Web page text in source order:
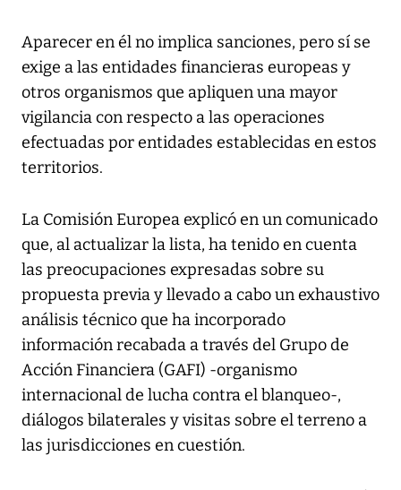
Aparecer en él no implica sanciones, pero sí se
exige a las entidades financieras europeas y
otros organismos que apliquen una mayor
vigilancia con respecto a las operaciones
efectuadas por entidades establecidas en estos
territorios.
La Comisión Europea explicó en un comunicado
que, al actualizar la lista, ha tenido en cuenta
las preocupaciones expresadas sobre su
propuesta previa y llevado a cabo un exhaustivo
análisis técnico que ha incorporado
información recabada a través del Grupo de
Acción Financiera (GAFI) -organismo
internacional de lucha contra el blanqueo-,
diálogos bilaterales y visitas sobre el terreno a
las jurisdicciones en cuestión.